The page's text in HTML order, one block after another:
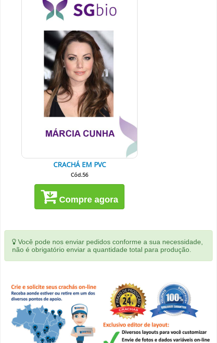
CRACHÁ EM PVC
Cód.56
Compre agora
Você pode nos enviar pedidos conforme a sua necessidade,
não é obrigatório enviar a quantidade total para produção.